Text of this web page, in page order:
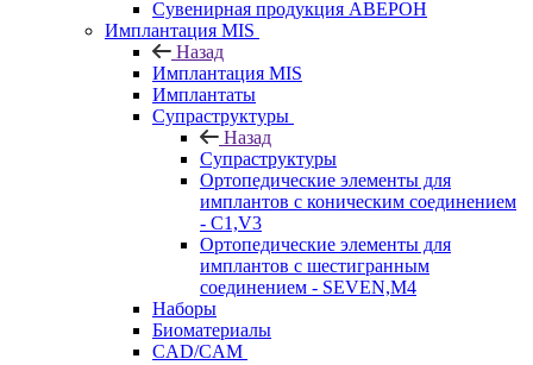
Сувенирная продукция АВЕРОН
Имплантация MIS
Назад
Имплантация MIS
Имплантаты
Супраструктуры
Назад
Супраструктуры
Ортопедические элементы для
имплантов с коническим соединением
- C1,V3
Ортопедические элементы для
имплантов с шестигранным
соединением - SEVEN,M4
Наборы
Биоматериалы
CAD/CAM